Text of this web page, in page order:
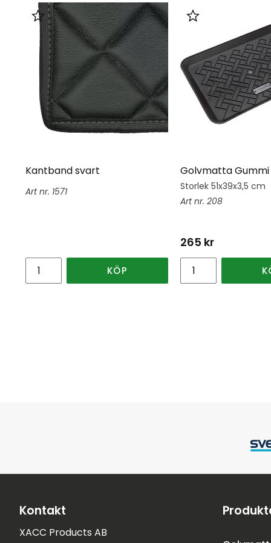
Kantband svart
1571
Lägg till i favoriter
KÖP
Golvmatta Gummi
Storlek 51x39x3,5 cm
208
265 kr
Lägg till i
Kontakt
XACC Products AB